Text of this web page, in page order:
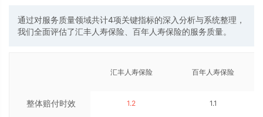
通过对服务质量领域共计4项关键指标的深入分析与系统整理，
我们全面评估了汇丰人寿保险、百年人寿保险的服务质量。
整体赔付时效
汇丰人寿保险
1.2
百年人寿保险
1.1